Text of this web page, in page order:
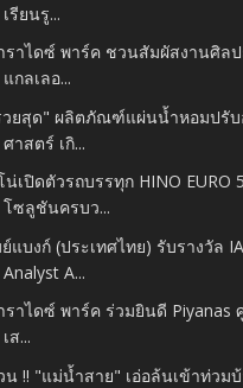
เรียนรู...
ราไดซ์ พาร์ค ชวนสัมผัสงานศิลป
แกลเลอ...
วยสุด" ผลิตภัณฑ์แผ่นน้ำหอมปรับ
ศาสตร์ เกิ...
น่เปิดตัวรถบรรทุก HINO EURO
โซลูชันครบว...
ย์แบงก์ (ประเทศไทย) รับรางวัล
Analyst A...
ราไดซ์ พาร์ค ร่วมยินดี Piyanas
เส...
น ‼ "แม่น้ำสาย" เอ่อล้นเข้าท่วม